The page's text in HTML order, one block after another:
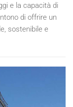
e la capacità di
di offrire un
sostenibile e